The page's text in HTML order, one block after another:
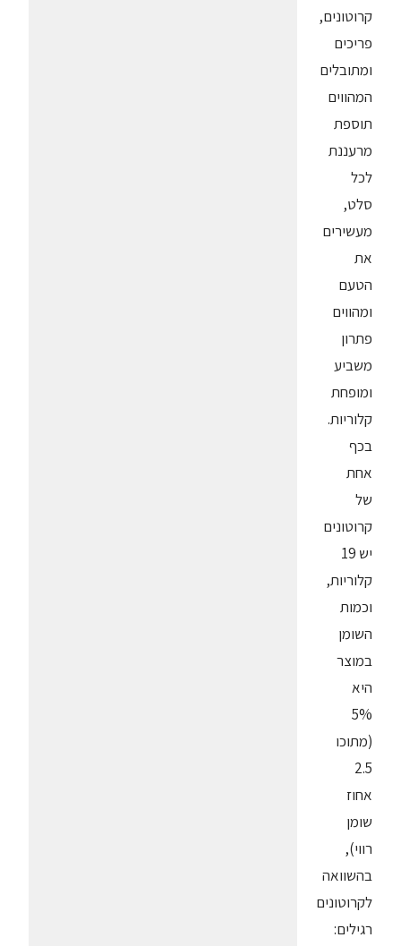
קרוטונים,
פריכים
ומתובלים
המהווים
תוספת
מרעננת
לכל
סלט,
מעשירים
את
הטעם
ומהווים
פתרון
משביע
ומופחת
קלוריות.
בכף
אחת
של
קרוטונים
יש 19
קלוריות,
וכמות
השומן
במוצר
היא
5%
(מתוכו
2.5
אחוז
שומן
רווי),
בהשוואה
לקרוטונים
רגילים: